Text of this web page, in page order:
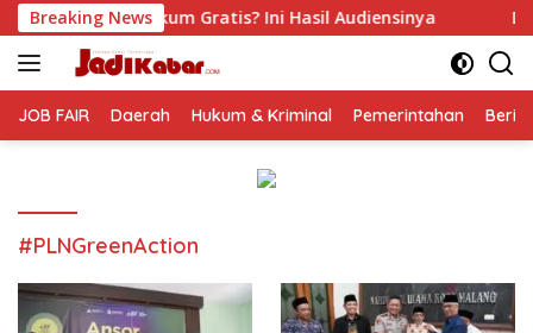
Langsung
ke
konten
Breaking News
Gratis? Ini Hasil Audiensinya DJP Jawa Timur
JOB FAIR Daerah Hukum & Kriminal Pemerintahan
#PLNGreenAction